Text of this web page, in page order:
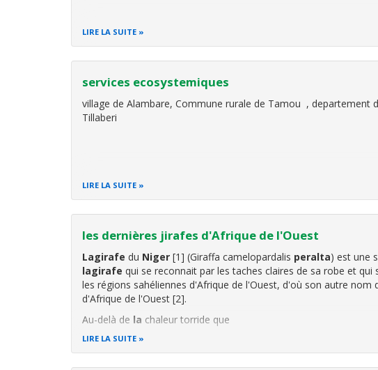
LIRE LA SUITE
services ecosystemiques
village de Alambare, Commune rurale de Tamou , departement
Tillaberi
LIRE LA SUITE
les dernières jirafes d'Afrique de l'Ouest
Lagirafe du Niger [1] (Giraffa camelopardalis peralta) est une
lagirafe qui se reconnait par les taches claires de sa robe et qui
les régions sahéliennes d'Afrique de l'Ouest, d'où son autre nom
d'Afrique de l'Ouest [2].
Au-delà de la chaleur torride que
LIRE LA SUITE